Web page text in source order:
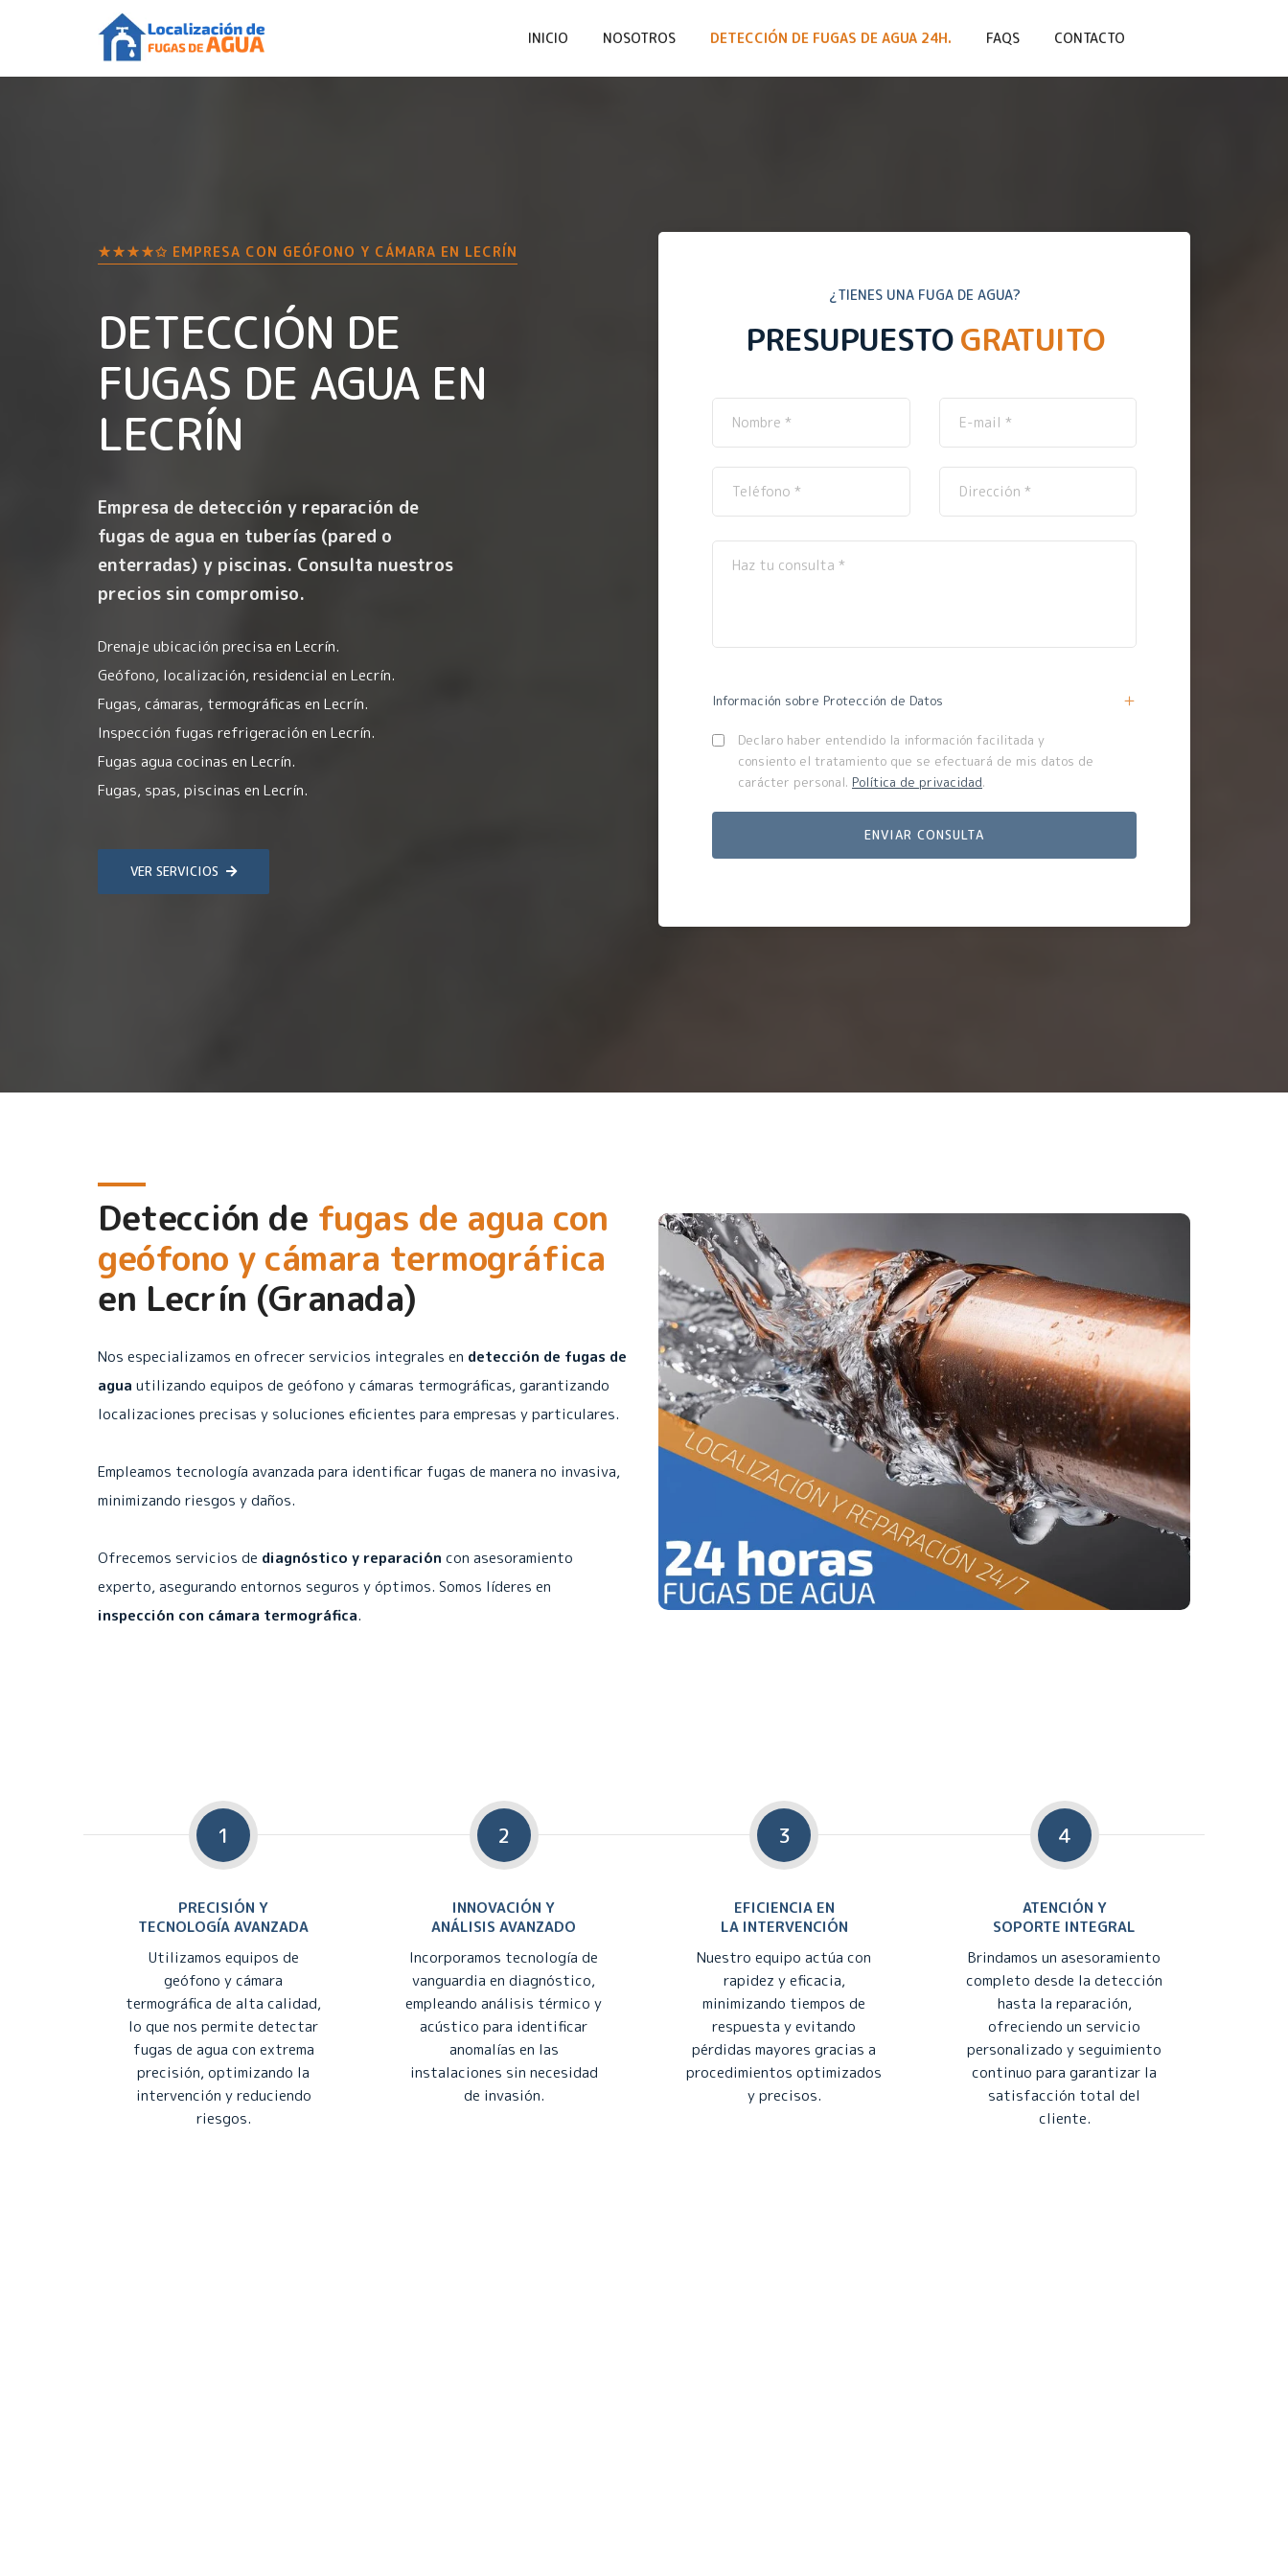
INICIO NOSOTROS DETECCIÓN DE FUGAS DE AGUA 24H. FAQS CONTACTO
★★★★✩ EMPRESA CON GEÓFONO Y CÁMARA EN LECRÍN
DETECCIÓN DE
FUGAS DE AGUA EN
LECRÍN
Empresa de detección y reparación de
fugas de agua en tuberías (pared o
enterradas) y piscinas. Consulta nuestros
precios sin compromiso.
Drenaje ubicación precisa en Lecrín.
Geófono, localización, residencial en Lecrín.
Fugas, cámaras, termográficas en Lecrín.
Inspección fugas refrigeración en Lecrín.
Fugas agua cocinas en Lecrín.
Fugas, spas, piscinas en Lecrín.
VER SERVICIOS
¿TIENES UNA FUGA DE AGUA?
PRESUPUESTOGRATUITO
Información sobre Protección de Datos
Declaro haber entendido la información facilitada y
consiento el tratamiento que se efectuará de mis datos de
carácter personal. Política de privacidad.
Detección de fugas de agua con
geófono y cámara termográfica
en Lecrín (Granada)
Nos especializamos en ofrecer servicios integrales en detección de fugas de
agua utilizando equipos de geófono y cámaras termográficas, garantizando
localizaciones precisas y soluciones eficientes para empresas y particulares.
Empleamos tecnología avanzada para identificar fugas de manera no invasiva,
minimizando riesgos y daños.
Ofrecemos servicios de diagnóstico y reparación con asesoramiento
experto, asegurando entornos seguros y óptimos. Somos líderes en
inspección con cámara termográfica.
1
PRECISIÓN Y
TECNOLOGÍA AVANZADA
Utilizamos equipos de
geófono y cámara
termográfica de alta calidad,
lo que nos permite detectar
fugas de agua con extrema
precisión, optimizando la
intervención y reduciendo
riesgos.
2
INNOVACIÓN Y
ANÁLISIS AVANZADO
Incorporamos tecnología de
vanguardia en diagnóstico,
empleando análisis térmico y
acústico para identificar
anomalías en las
instalaciones sin necesidad
de invasión.
3
EFICIENCIA EN
LA INTERVENCIÓN
Nuestro equipo actúa con
rapidez y eficacia,
minimizando tiempos de
respuesta y evitando
pérdidas mayores gracias a
procedimientos optimizados
y precisos.
4
ATENCIÓN Y
SOPORTE INTEGRAL
Brindamos un asesoramiento
completo desde la detección
hasta la reparación,
ofreciendo un servicio
personalizado y seguimiento
continuo para garantizar la
satisfacción total del
cliente.